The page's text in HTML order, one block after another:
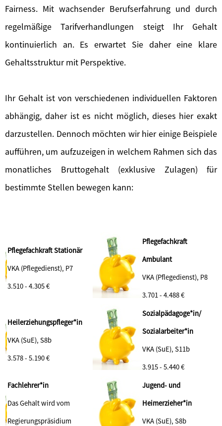
Fairness. Mit wachsender Berufserfahrung und durch
regelmäßige Tarifverhandlungen steigt Ihr Gehalt
kontinuierlich an. Es erwartet Sie daher eine klare
Gehaltsstruktur mit Perspektive.
Ihr Gehalt ist von verschiedenen individuellen Faktoren
abhängig, daher ist es nicht möglich, dieses hier exakt
darzustellen. Dennoch möchten wir hier einige Beispiele
aufführen, um aufzuzeigen in welchem Rahmen sich das
monatliches Bruttogehalt (exklusive Zulagen) für
bestimmte Stellen bewegen kann:
Pflegefachkraft Stationär
VKA (Pflegedienst), P7
3.510 - 4.305 €
Pflegefachkraft
Ambulant
VKA (Pflegedienst), P8
3.701 - 4.488 €
Heilerziehungspfleger*in
VKA (SuE), S8b
3.578 - 5.190€
Sozialpädagoge*in/
Sozialarbeiter*in
VKA (SuE), S11b
3.915 - 5.440 €
Fachlehrer*in
Das Gehalt wird vom
Regierungspräsidium
Jugend- und
Heimerzieher*in
VKA (SuE), S8b